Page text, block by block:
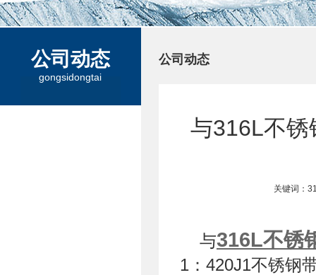
公司动态
gongsidongtai
公司动态
与316L不锈
关键词：
与316L不锈
1：420J1不锈钢